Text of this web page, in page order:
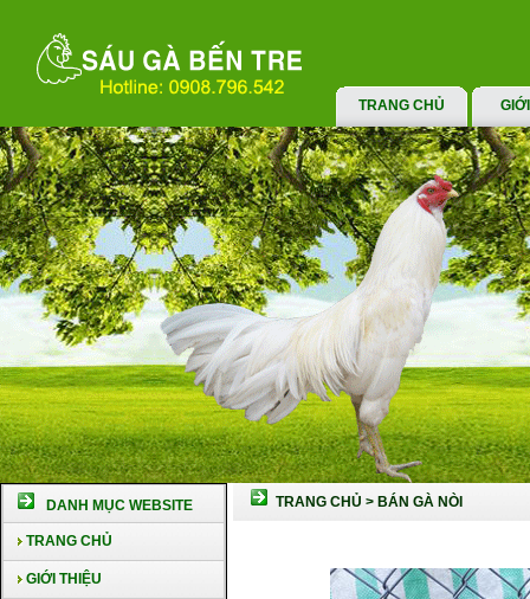
TRANG CHỦ
DANH MỤC WEBSITE
TRANG CHỦ
GIỚI THIỆU
TRANG CHỦ > BÁN GÀ NÒI